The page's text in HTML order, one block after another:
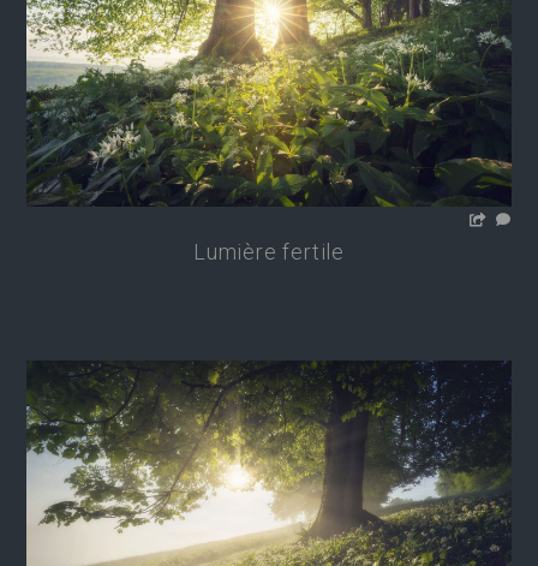
Lumière fertile